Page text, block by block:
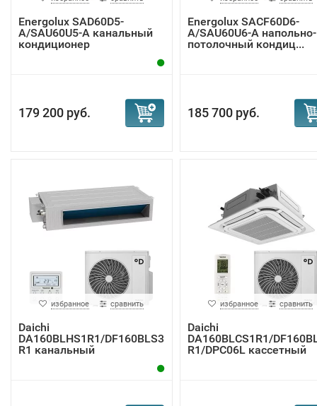
Energolux SAD60D5-
A/SAU60U5-A канальный
кондиционер
179 200 руб.
Energolux SACF60D6-
A/SAU60U6-A напольно-
потолочный кондиц...
185 700 руб.
избранное сравнить
Daichi
DA160BLHS1R1/DF160BLS3
R1 канальный
избранное сравнить
Daichi
DA160BLCS1R1/
R1/DPC06L кассетный